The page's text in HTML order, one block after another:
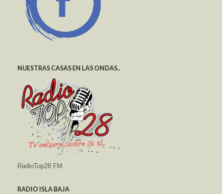
NUESTRAS CASAS EN LAS ONDAS..
RadioTop28 FM
RADIO ISLA BAJA